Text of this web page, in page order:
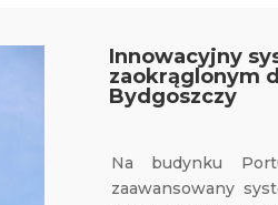
Innowacyjny
zaokrąglonym
Bydgoszczy
Na budynku
zaawansowany